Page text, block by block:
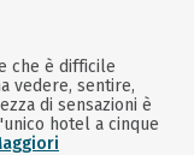
che è difficile
vedere, sentire,
di sensazioni è
hotel a cinque